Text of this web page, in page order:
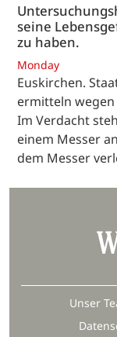
seine
zu haben.
Monday
Euskirchen.
ermitteln
Im Verdacht
einem Messer
dem Messer
Unser